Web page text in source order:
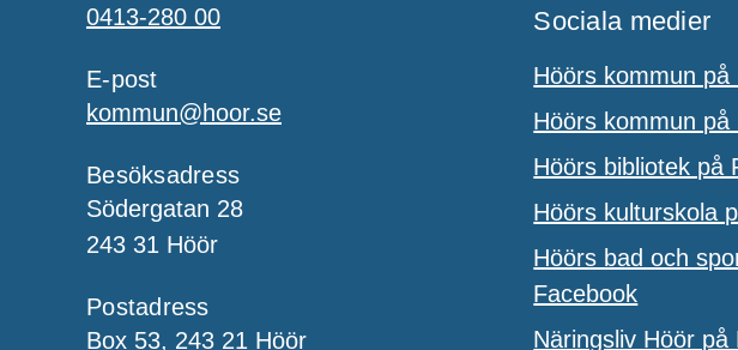
0413-280 00
E-post
kommun@hoor.se
Besöksadress
Södergatan 28
243 31 Höör
Postadress
Box 53, 243 21 Höör
Sociala medier
Höörs kommun på
Höörs kommun på
Höörs bibliotek på
Höörs kulturskola
Höörs bad och
Facebook
Näringsliv Höör på